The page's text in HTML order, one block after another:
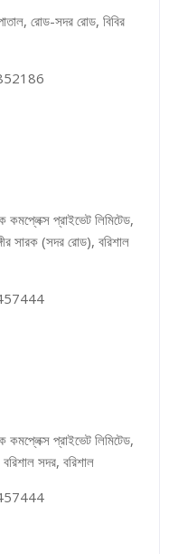
রোড-সদর রোড, বিবির
প্রাইভেট লিমিটেড,
সারক (সদর রোড), বরিশাল
প্রাইভেট লিমিটেড,
সদর, বরিশাল